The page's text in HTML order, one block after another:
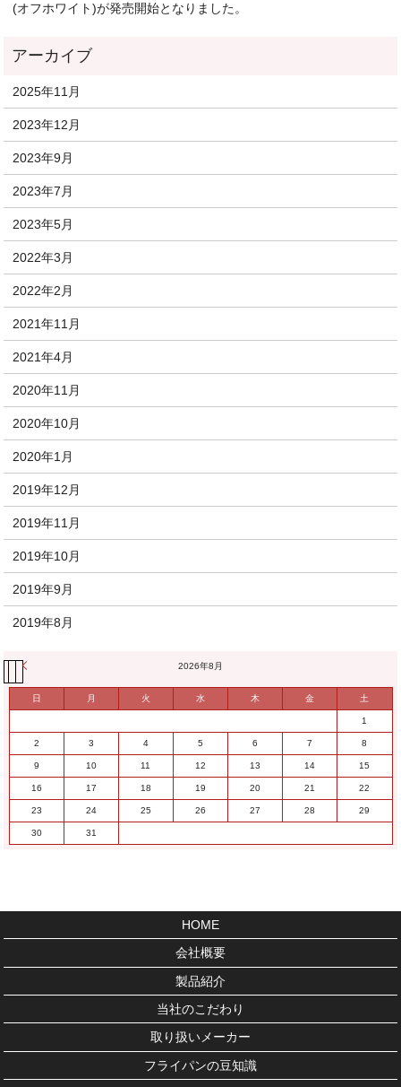
(オフホワイト)が発売開始となりました。
2025年11月
2023年12月
2023年9月
2023年7月
2023年5月
2022年3月
2022年2月
2021年11月
2021年4月
2020年11月
2020年10月
2020年1月
2019年12月
2019年11月
2019年10月
2019年9月
2019年8月
2026年8月
日 月 火 水 木 金 土
1
2 3 4 5 6 7 8
9 10 11 12 13 14 15
16 17 18 19 20 21 22
23 24 25 26 27 28 29
30 31
HOME
会社概要
製品紹介
当社のこだわり
取り扱いメーカー
フライパンの豆知識